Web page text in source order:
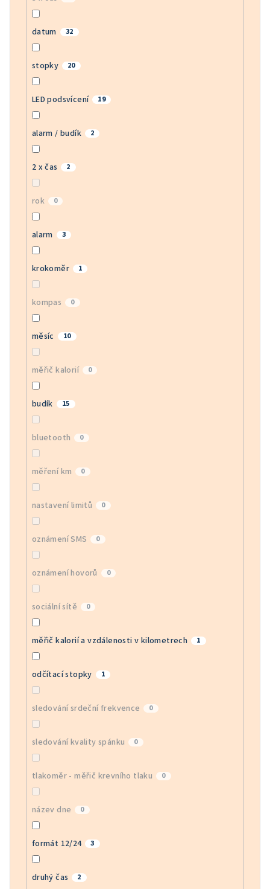
datum 32
stopky 20
LED podsvícení 19
alarm / budík 2
2 x čas 2
rok 0
alarm 3
krokoměr 1
kompas 0
měsíc 10
měřič kalorií 0
budík 15
bluetooth 0
měření km 0
nastavení limitů 0
oznámení SMS 0
oznámení hovorů 0
sociální sítě 0
měřič kalorií a vzdálenosti v kilometrech 1
odčítací stopky 1
sledování srdeční frekvence 0
sledování kvality spánku 0
tlakoměr - měřič krevního tlaku 0
název dne 0
formát 12/24 3
druhý čas 2